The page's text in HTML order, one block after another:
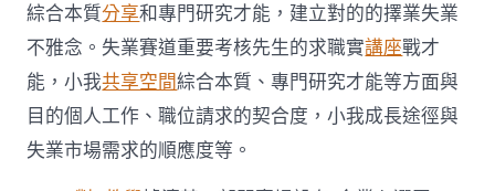
綜合本質分享和專門研究才能，建立對的的擇業失業
不雅念。失業賽道重要考核先生的求職實講座戰才
能，小我共享空間綜合本質、專門研究才能等方面與
目的個人工作、職位請求的契合度，小我成長途徑與
失業市場需求的順應度等。